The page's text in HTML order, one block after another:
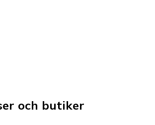
och butiker